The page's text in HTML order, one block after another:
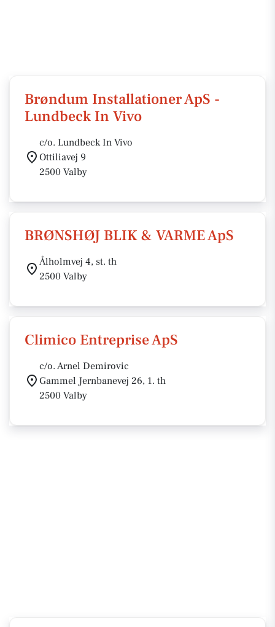
Brøndum Installationer ApS -
Lundbeck In Vivo
c/o. Lundbeck In Vivo
Ottiliavej 9
2500 Valby
BRØNSHØJ BLIK & VARME ApS
Ålholmvej 4, st. th
2500 Valby
Climico Entreprise ApS
c/o. Arnel Demirovic
Gammel Jernbanevej 26, 1. th
2500 Valby